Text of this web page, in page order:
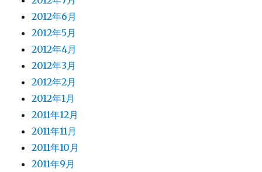
2012年6月
2012年5月
2012年4月
2012年3月
2012年2月
2012年1月
2011年12月
2011年11月
2011年10月
2011年9月